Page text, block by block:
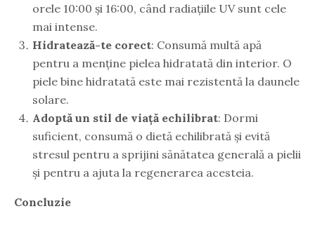
orele 10:00 și 16:00, când radiațiile UV sunt cele
mai intense.
Hidratează-te corect: Consumă multă apă
pentru a menține pielea hidratată din interior. O
piele bine hidratată este mai rezistentă la daunele
solare.
Adoptă un stil de viață echilibrat: Dormi
suficient, consumă o dietă echilibrată și evită
stresul pentru a sprijini sănătatea generală a pielii
și pentru a ajuta la regenerarea acesteia.
Concluzie